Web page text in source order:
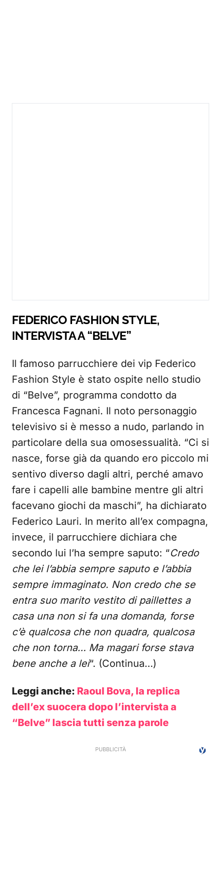
FEDERICO FASHION STYLE,
INTERVISTA A “BELVE”
Il famoso parrucchiere dei vip Federico
Fashion Style è stato ospite nello studio
di “Belve”, programma condotto da
Francesca Fagnani. Il noto personaggio
televisivo si è messo a nudo, parlando in
particolare della sua omosessualità. “Ci si
nasce, forse già da quando ero piccolo mi
sentivo diverso dagli altri, perché amavo
fare i capelli alle bambine mentre gli altri
facevano giochi da maschi”, ha dichiarato
Federico Lauri. In merito all’ex compagna,
invece, il parrucchiere dichiara che
secondo lui l’ha sempre saputo: “Credo
che lei l’abbia sempre saputo e l’abbia
sempre immaginato. Non credo che se
entra suo marito vestito di paillettes a
casa una non si fa una domanda, forse
c’è qualcosa che non quadra, qualcosa
che non torna… Ma magari forse stava
bene anche a lei“. (Continua…)
Leggi anche: Raoul Bova, la replica
dell’ex suocera dopo l’intervista a
“Belve” lascia tutti senza parole